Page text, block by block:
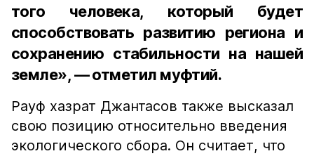
того человека, который будет
способствовать развитию региона и
сохранению стабильности на нашей
земле», — отметил муфтий.
Рауф хазрат Джантасов также высказал
свою позицию относительно введения
экологического сбора. Он считает, что